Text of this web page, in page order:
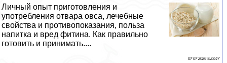
Личный опыт приготовления и
употрeбления отвара овса, лечебные
свойства и противопоказания, польза
напитка и вред фитина. Как правильно
готовить и принимать....
07 07 2026 9:23:47